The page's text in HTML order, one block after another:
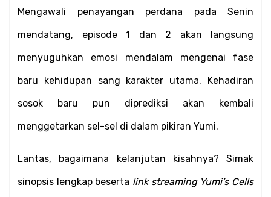
Mengawali penayangan perdana pada Senin
mendatang, episode 1 dan 2 akan langsung
menyuguhkan emosi mendalam mengenai fase
baru kehidupan sang karakter utama. Kehadiran
sosok baru pun diprediksi akan kembali
menggetarkan sel-sel di dalam pikiran Yumi.
Lantas, bagaimana kelanjutan kisahnya? Simak
sinopsis lengkap beserta link streaming Yumi’s Cells